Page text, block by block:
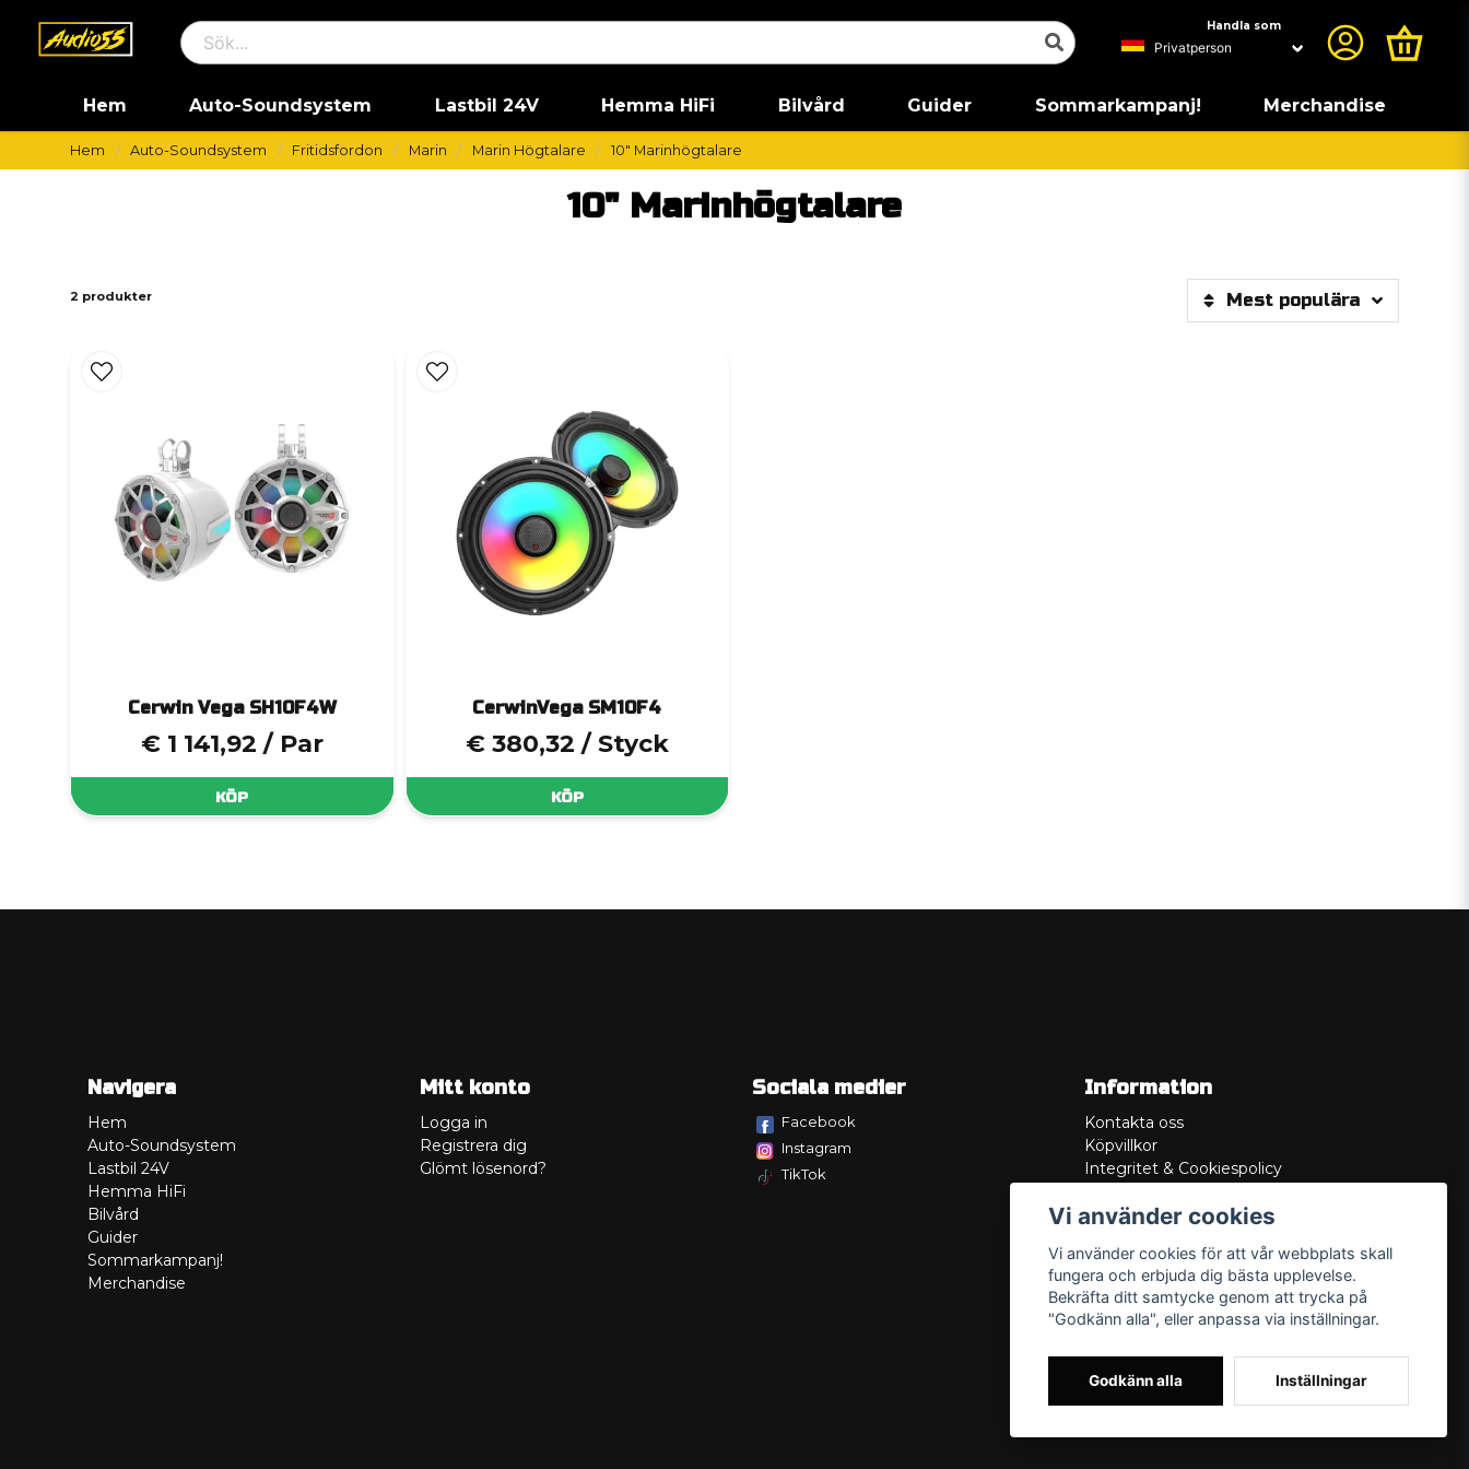
Handla som
Hem Auto-Soundsystem Lastbil 24V Hemma HiFi Bilvård Guider Sommarkampanj! Merchandise
Hem Auto-Soundsystem Fritidsfordon Marin Marin Högtalare 10" Marinhögtalare
10" Marinhögtalare
2 produkter Mest populära
Cerwin Vega SH10F4W
€ 1 141,92 / Par
KÖP
CerwinVega SM10F4
€ 380,32 / Styck
KÖP
Navigera
Hem
Auto-Soundsystem
Lastbil 24V
Hemma HiFi
Bilvård
Guider
Sommarkampanj!
Merchandise
Mitt konto
Logga in
Registrera dig
Glömt lösenord?
Sociala medier
Facebook
Instagram
TikTok
Information
Kontakta oss
Köpvillkor
Integritet & Cookiespolicy
Service/Garanti
Lådritning
Om oss
Vi använder cookies
Vi använder cookies för att vår webbplats skall
fungera och erbjuda dig bästa upplevelse.
Bekräfta ditt samtycke genom att trycka på
"Godkänn alla", eller anpassa via inställningar.
Godkänn alla Inställningar